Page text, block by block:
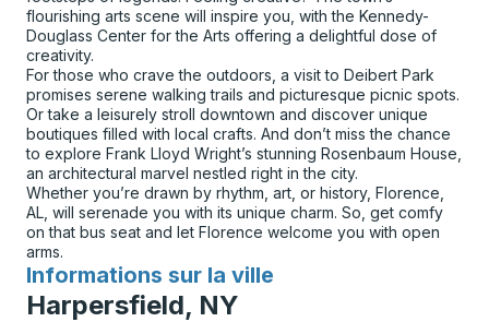
flourishing arts scene will inspire you, with the Kennedy-
Douglass Center for the Arts offering a delightful dose of
creativity.
For those who crave the outdoors, a visit to Deibert Park
promises serene walking trails and picturesque picnic spots.
Or take a leisurely stroll downtown and discover unique
boutiques filled with local crafts. And don’t miss the chance
to explore Frank Lloyd Wright’s stunning Rosenbaum House,
an architectural marvel nestled right in the city.
Whether you’re drawn by rhythm, art, or history, Florence,
AL, will serenade you with its unique charm. So, get comfy
on that bus seat and let Florence welcome you with open
arms.
Informations sur la ville
pour
Harpersfield, NY